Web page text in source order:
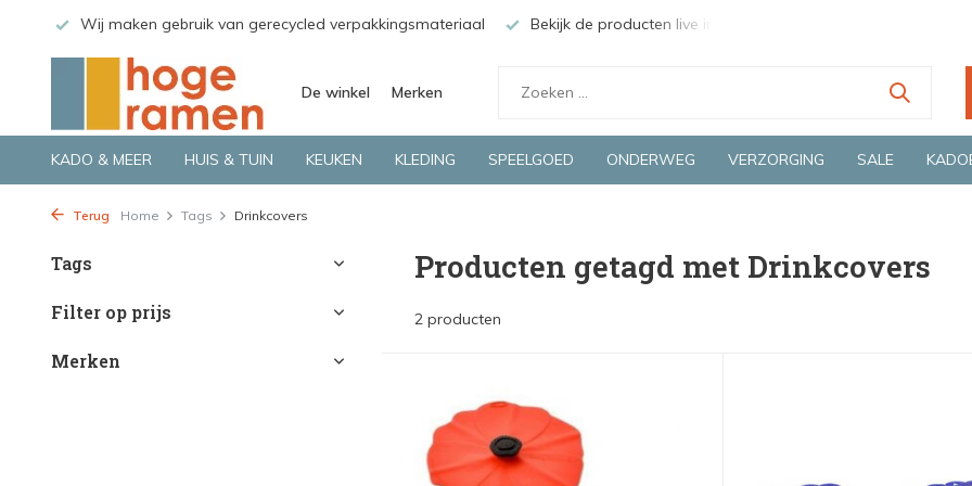
Wij maken gebruik van gerecycled verpakkingsmateriaal Bekijk de producten live in onze winkel in Deventer
De winkel Merken
KADO & MEER HUIS & TUIN KEUKEN KLEDING SPEELGOED ONDERWEG VERZORGING SALE
Terug Home Tags Drinkcovers
Tags
Filter op prijs
Merken
Producten getagd met Drinkcovers
2 producten